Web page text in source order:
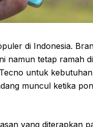
di Indonesia.
namun tetap ramah
untuk
muncul ketika
yang diterapkan